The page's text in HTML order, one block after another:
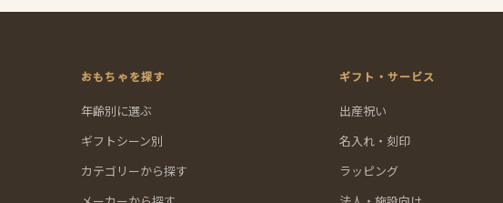
おもちゃを探す
年齢別に選ぶ
ギフトシーン別
カテゴリーから探す
ギフト・サービス
出産祝い
名入れ・刻印
ラッピング